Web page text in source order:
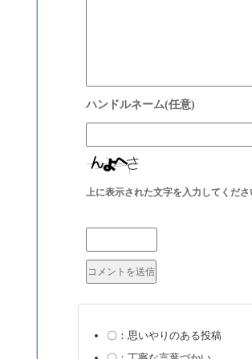
上に表示された文字を入力してくださ
〇：思いやりのある投稿